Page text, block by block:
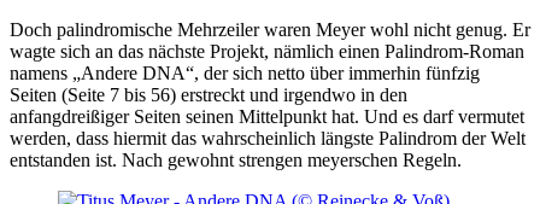
Doch palindromische Mehrzeiler waren Meyer wohl nicht genug. Er
wagte sich an das nächste Projekt, nämlich einen Palindrom-Roman
namens „Andere DNA“, der sich netto über immerhin fünfzig
Seiten (Seite 7 bis 56) erstreckt und irgendwo in den
anfangdreißiger Seiten seinen Mittelpunkt hat. Und es darf vermutet
werden, dass hiermit das wahrscheinlich längste Palindrom der Welt
entstanden ist. Nach gewohnt strengen meyerschen Regeln.